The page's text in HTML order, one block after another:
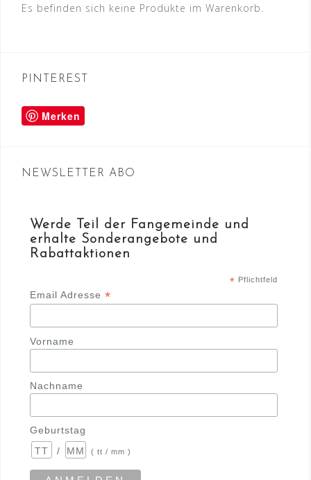
Es befinden sich keine Produkte im Warenkorb.
PINTEREST
Merken
NEWSLETTER ABO
Werde Teil der Fangemeinde und
erhalte Sonderangebote und
Rabattaktionen
* Pflichtfeld
Email Adresse *
Vorname
Nachname
Geburtstag
/
( tt / mm )